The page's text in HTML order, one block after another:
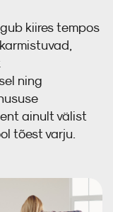
kiires tempos
ning
ainult välist
tõest varju.